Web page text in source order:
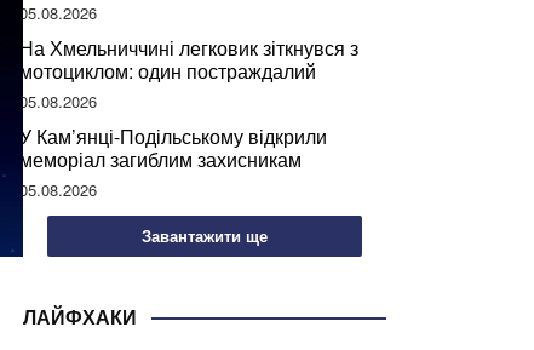
05.08.2026
На Хмельниччині легковик зіткнувся з
мотоциклом: один постраждалий
05.08.2026
У Кам’янці-Подільському відкрили
меморіал загиблим захисникам
05.08.2026
Завантажити ще
ЛАЙФХАКИ